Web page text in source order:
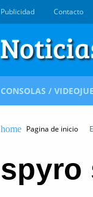
Publicidad Contacto
CONSOLAS /
Pagina de inicio
spyro